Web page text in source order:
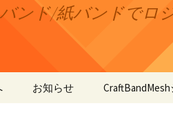
ンド/紙バンドでロ
お知らせ